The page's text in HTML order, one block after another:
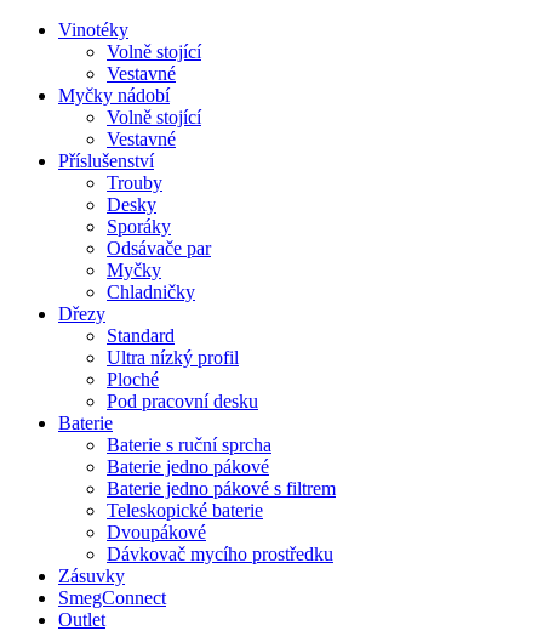
Vinotéky
Volně stojící
Vestavné
Myčky nádobí
Volně stojící
Vestavné
Příslušenství
Trouby
Desky
Sporáky
Odsávače par
Myčky
Chladničky
Dřezy
Standard
Ultra nízký profil
Ploché
Pod pracovní desku
Baterie
Baterie s ruční sprcha
Baterie jedno pákové
Baterie jedno pákové s filtrem
Teleskopické baterie
Dvoupákové
Dávkovač mycího prostředku
Zásuvky
SmegConnect
Outlet